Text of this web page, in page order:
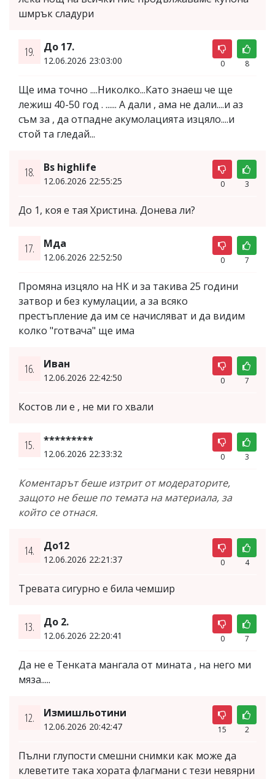
шмрък сладури
19. До 17.
12.06.2026 23:03:00 0 8
Ще има точно ....Николко...Като знаеш че ще
лежиш 40-50 год . ...... А дали , ама не дали....и аз
съм за , да отпадне акумолацията изцяло....и
стой та гледай...
18. Bs highlife
12.06.2026 22:55:25 0 3
До 1, коя е тая Христина. Донева ли?
17. Мда
12.06.2026 22:52:50 0 7
Промяна изцяло на НК и за такива 25 години
затвор и без кумулации, а за всяко
престъпление да им се начисляват и да видим
колко "готвача" ще има
16. Иван
12.06.2026 22:42:50 0 7
Костов ли е , не ми го хвали
15. *********
12.06.2026 22:33:32 0 3
Коментарът беше изтрит от модераторите,
защото не беше по темата на материала, за
който се отнася.
14. До12
12.06.2026 22:21:37 0 4
Тревата сигурно е била чемшир
13. До 2.
12.06.2026 22:20:41 0 7
Да не е Тенката мангала от мината , на него ми
мяза.....
12. Измишльотини
12.06.2026 20:42:47 15 2
Пълни глупости смешни снимки как може да
клеветите така хората флагмани с тези невярни